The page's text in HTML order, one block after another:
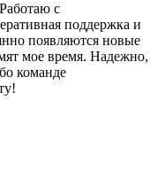
с
поддержка и
появляются новые
мое время. Надежно,
команде